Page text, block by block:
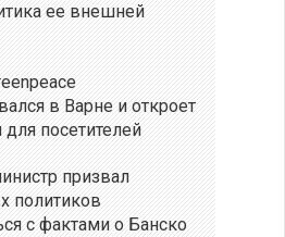
ее внешней
в Варне и откроет
посетителей
призвал
политиков
с фактами о Банско